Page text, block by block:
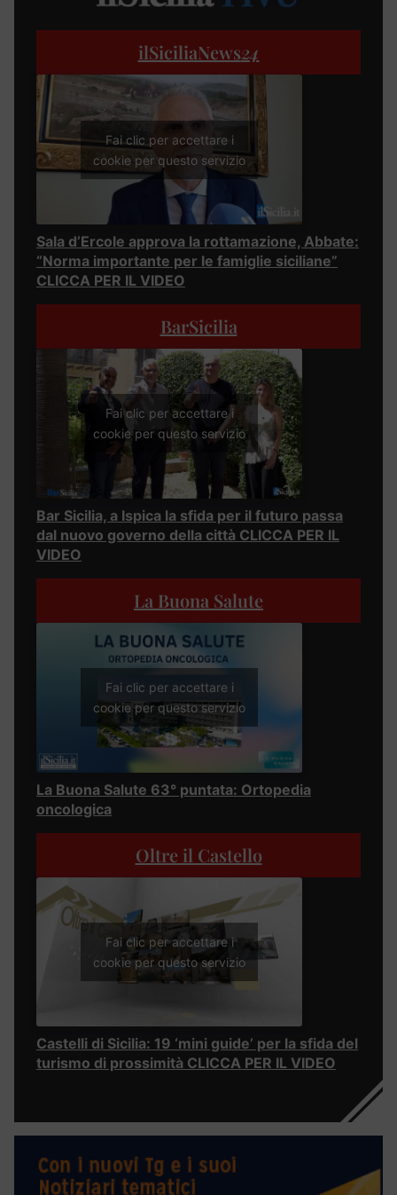
ilSiciliaNews24
Fai clic per accettare i
cookie per questo servizio
Sala d’Ercole approva la rottamazione, Abbate:
“Norma importante per le famiglie siciliane”
CLICCA PER IL VIDEO
BarSicilia
Fai clic per accettare i
cookie per questo servizio
Bar Sicilia, a Ispica la sfida per il futuro passa
dal nuovo governo della città CLICCA PER IL
VIDEO
La Buona Salute
Fai clic per accettare i
cookie per questo servizio
La Buona Salute 63° puntata: Ortopedia
oncologica
Oltre il Castello
Fai clic per accettare i
cookie per questo servizio
Castelli di Sicilia: 19 ‘mini guide’ per la sfida del
turismo di prossimità CLICCA PER IL VIDEO